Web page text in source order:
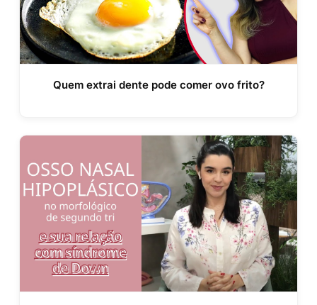
Quem extrai dente pode comer ovo frito?